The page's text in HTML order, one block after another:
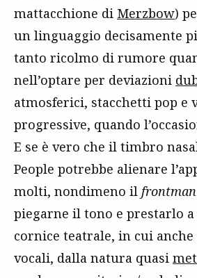
mattacchione di Merzbow)
un linguaggio decisamente
tanto ricolmo di rumore
nell’optare per deviazioni
atmosferici, stacchetti pop e
progressive, quando
E se è vero che il timbro
People potrebbe alienare
molti, nondimeno il frontman
piegarne il tono e prestarlo a
cornice teatrale, in cui
vocali, dalla natura quasi